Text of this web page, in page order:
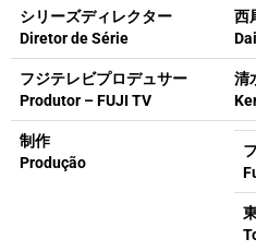
シリーズディレクター
Diretor de Série
西
フジテレビプロデュサー
Produtor – FUJI TV
清
制作
Produção